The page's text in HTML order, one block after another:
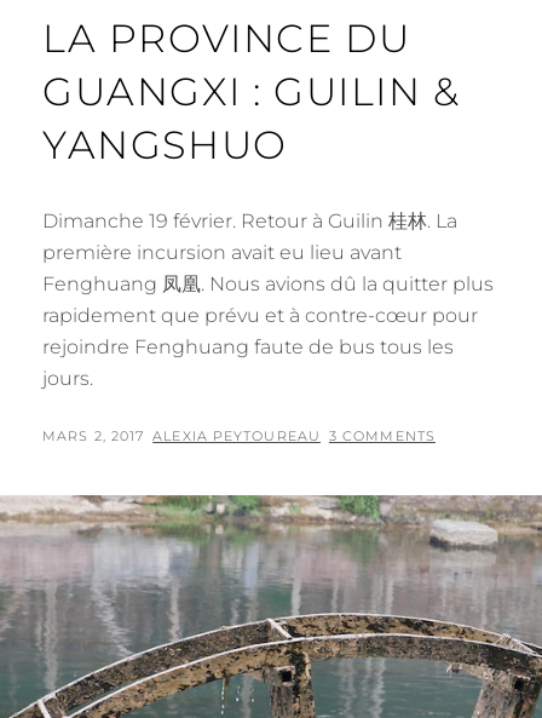
LA PROVINCE DU
GUANGXI : GUILIN &
YANGSHUO
Dimanche 19 février. Retour à Guilin 桂林. La
première incursion avait eu lieu avant
Fenghuang 凤凰. Nous avions dû la quitter plus
rapidement que prévu et à contre-cœur pour
rejoindre Fenghuang faute de bus tous les
jours.
POSTED
MARS 2, 2017 BY
ALEXIA PEYTOUREAU 3 COMMENTS